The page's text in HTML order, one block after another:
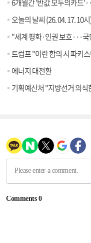
6개월간 '반값 모두의카드
오늘의 날씨 (26. 04. 17. 10
"세계 평화·인권 보호···
트럼프 "이란 합의 시 파키
에너지 대전환
기획예산처 "지방선거 의식한 추경 편성